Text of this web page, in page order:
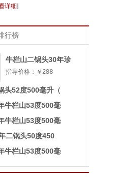
详细]
行榜
牛栏山二锅头30年珍
指导价格：￥288
头52度500毫升（
牛栏山53度500毫
牛栏山53度500毫
二锅头50度450
牛栏山53度500毫